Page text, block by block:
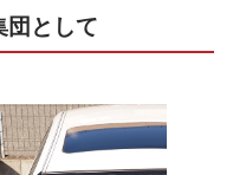
団として